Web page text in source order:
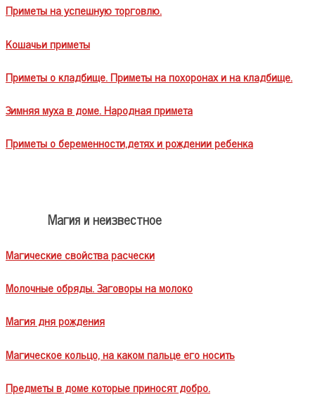
Приметы на успешную торговлю.
Кошачьи приметы
Приметы о кладбище. Приметы на похоронах и на кладбище.
Зимняя муха в доме. Народная примета
Приметы о беременности,детях и рождении ребенка
Магия и неизвестное
Магические свойства расчески
Молочные обряды. Заговоры на молоко
Магия дня рождения
Магическое кольцо, на каком пальце его носить
Предметы в доме которые приносят добро.